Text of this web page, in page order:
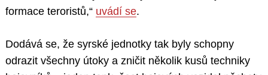
formace teroristů,“ uvádí se.
Dodává se, že syrské jednotky tak byly schopny
odrazit všechny útoky a zničit několik kusů techniky